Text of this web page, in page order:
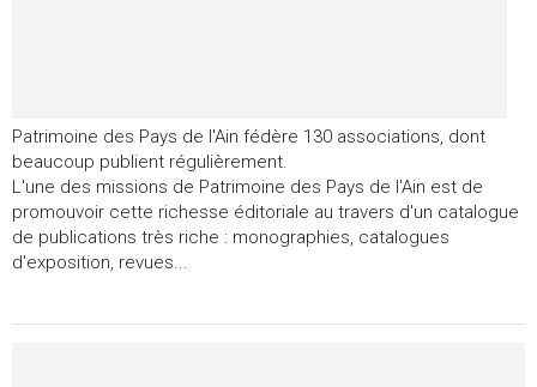
Patrimoine des Pays de l'Ain fédère 130 associations, dont
beaucoup publient régulièrement.
L'une des missions de Patrimoine des Pays de l'Ain est de
promouvoir cette richesse éditoriale au travers d'un catalogue
de publications très riche : monographies, catalogues
d'exposition, revues...